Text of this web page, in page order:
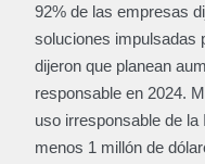
92% de las empresas
soluciones impulsadas
dijeron que planean
responsable en 2024.
uso irresponsable de
menos 1 millón de